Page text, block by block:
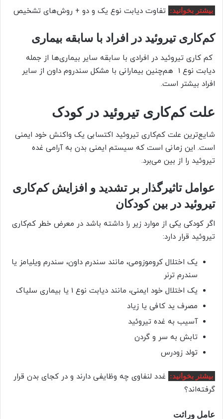
بیشتر بخوانید: تفاوت دیابت نوع یک و دو + روش‌های تشخیص
کم‌کاری تیروئید در افراد با سابقه بیماری
کم کاری تیروئید در افرادی با سابقه سایر بیماری‌ها از جمله
دیابت نوع 1 هم‌چنین بیمارانی با مشکل سندروم داون از سایر
افراد بیشتر است.
علت کم‌کاری تیروئید در کودک
شایع‌ترین علت کم‌کاری تیروئید اکتسابی یک واکنش خود ایمنی
است. این زمانی است که سیستم ایمنی بدن به آرامی غده
تیروئید را از بین می‌برد.
عوامل تاثیر‌گذار بر تشدید و افزایش کم‌کاری
تیروئید در بین کودکان
اگر کودکی یکی از موارد زیر را داشته باشد در معرض خطر کم‌کاری
تیروئید قرار دارد:
یک اختلال کروموزومی، مانند سندرم داون، سندرم ویلیامز یا
سندرم ترنر
یک اختلال خود ایمنی، مانند دیابت نوع 1 یا بیماری سلیاک
مصرف ید کافی یا زیاد
آسیب به غده تیروئید
تابش به سر و گردن
تولد زودرس
بیشتر بخوانید:
غدد لنفاوی چه وظایفی دارند و در کجای بدن قرار
گرفته‌اند؟
عامل وراثت